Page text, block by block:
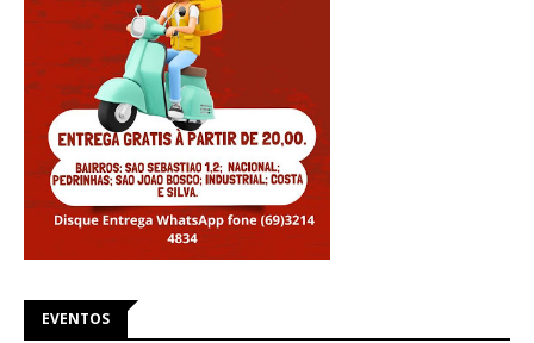
EVENTOS